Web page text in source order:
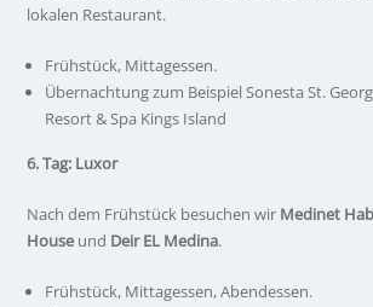
lokalen Restaurant.
Frühstück, Mittagessen.
Übernachtung zum Beispiel Sonesta St.
Resort & Spa Kings Island
6. Tag: Luxor
Nach dem Frühstück besuchen wir Medinet
House und Deir EL Medina.
Frühstück, Mittagessen, Abendessen.